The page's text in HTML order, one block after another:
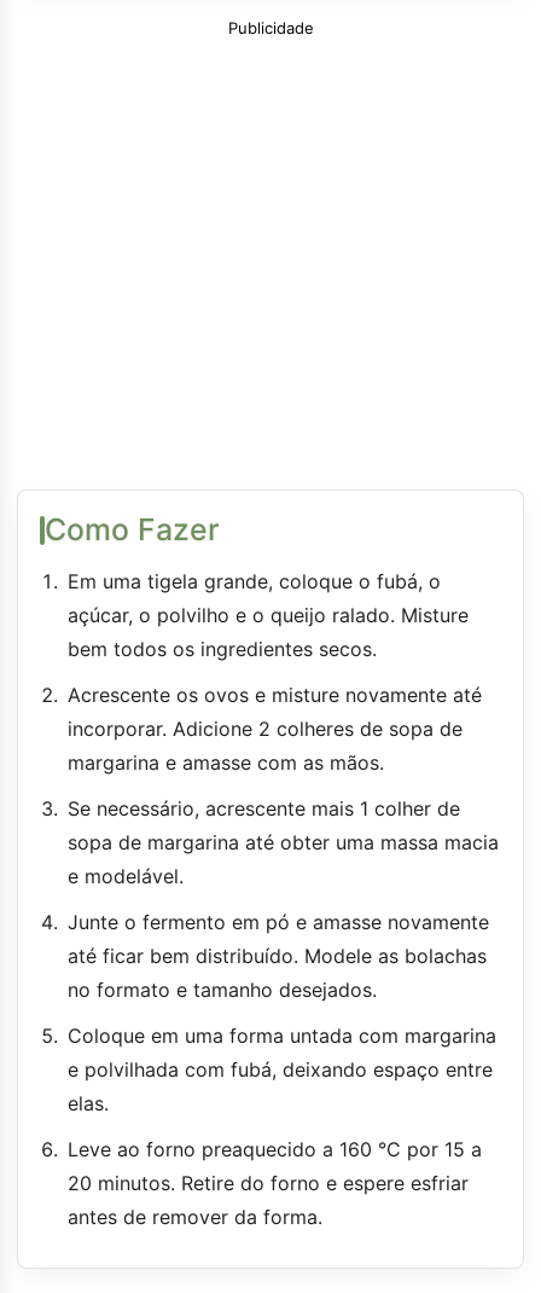
Publicidade
Como Fazer
Em uma tigela grande, coloque o fubá, o
açúcar, o polvilho e o queijo ralado. Misture
bem todos os ingredientes secos.
Acrescente os ovos e misture novamente até
incorporar. Adicione 2 colheres de sopa de
margarina e amasse com as mãos.
Se necessário, acrescente mais 1 colher de
sopa de margarina até obter uma massa macia
e modelável.
Junte o fermento em pó e amasse novamente
até ficar bem distribuído. Modele as bolachas
no formato e tamanho desejados.
Coloque em uma forma untada com margarina
e polvilhada com fubá, deixando espaço entre
elas.
Leve ao forno preaquecido a 160 °C por 15 a
20 minutos. Retire do forno e espere esfriar
antes de remover da forma.